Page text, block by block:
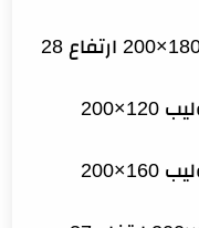
سعر مرتبة الدورا ماجيستي 180×200 ارتفاع 28
سعر مرتبة الدورا زمبركية توليب 120×200
سعر مرتبة الدورا زمبركية توليب 160×200